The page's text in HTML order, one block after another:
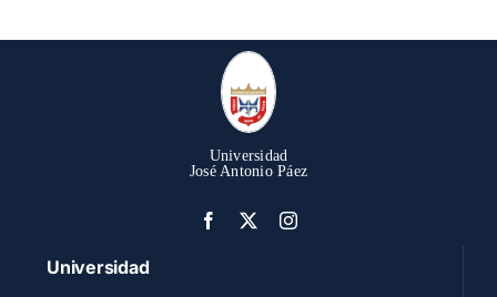
Universidad
José Antonio Páez
Universidad